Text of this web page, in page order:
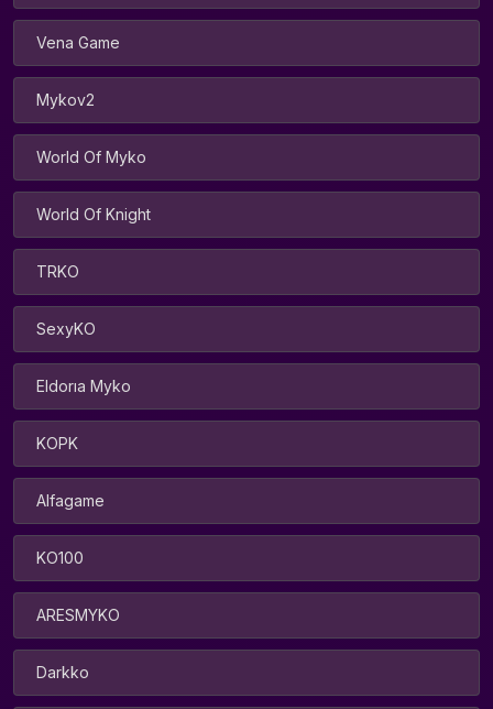
Vena Game
Mykov2
World Of Myko
World Of Knight
TRKO
SexyKO
Eldorıa Myko
KOPK
Alfagame
KO100
ARESMYKO
Darkko